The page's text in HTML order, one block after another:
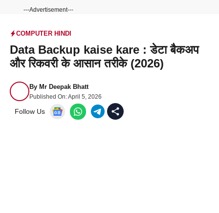
---Advertisement---
COMPUTER HINDI
Data Backup kaise kare : डेटा बैकअप
और रिकवरी के आसान तरीके (2026)
By Mr Deepak Bhatt
Published On:April 5, 2026
Follow Us